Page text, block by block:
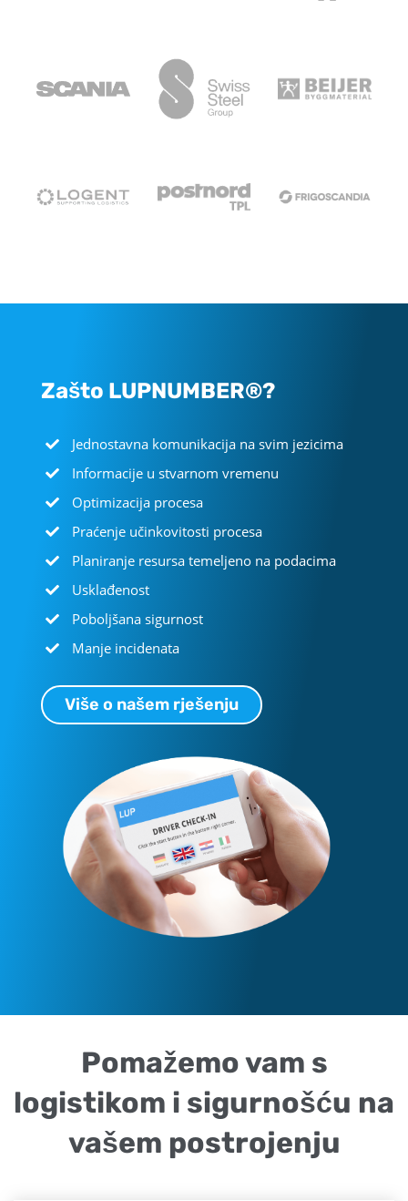
Zašto LUPNUMBER®?
Jednostavna komunikacija na svim jezicima
Informacije u stvarnom vremenu
Optimizacija procesa
Praćenje učinkovitosti procesa
Planiranje resursa temeljeno na podacima
Usklađenost
Poboljšana sigurnost
Manje incidenata
Više o našem rješenju
Pomažemo vam s
logistikom i sigurnošću na
vašem postrojenju